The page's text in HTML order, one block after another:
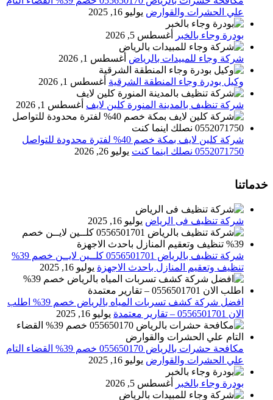
علي الحشرات والقوارض يوليو 16, 2025
بودرة وجاء بالخبر أغسطس 5, 2026
شركة وجاء للمبيدات بالرياض أغسطس 1, 2026
وكيل بودرة وجاء المنطقة الشرقية أغسطس 1, 2026
شركة تنظيف بالمدينة المنورة كلين لايف أغسطس 1, 2026
شركة كلين لايف بمكة خصم 40% لفترة محدودة للتواصل
0552071750 نصلك اينما كنت
يوليو 26, 2026
خدماتنا
شركة تنظيف فى الرياض يوليو 16, 2025
شركة تنظيف بالرياض 0556501701 كلــين لايــن خصم 39%
تنظيف وتعقيم المنازل باحدث الاجهزة يوليو 16, 2025
افضل شركة كشف تسربات المياه بالرياض خصم 39% اطلب
الان 0556501701‬‏ – تقارير معتمدة
يوليو 16, 2025
مكافحة حشرات بالرياض 055650170 خصم 39% القضاء التام
علي الحشرات والقوارض يوليو 16, 2025
بودرة وجاء بالخبر أغسطس 5, 2026